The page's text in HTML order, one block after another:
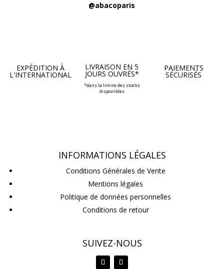
@abacoparis
EXPÉDITION À
L'INTERNATIONAL
LIVRAISON EN 5
JOURS OUVRÉS*
*dans la limite des stocks
disponibles
PAIEMENTS
SÉCURISÉS
INFORMATIONS LÉGALES
Conditions Générales de Vente
Mentions légales
Politique de données personnelles
Conditions de retour
SUIVEZ-NOUS